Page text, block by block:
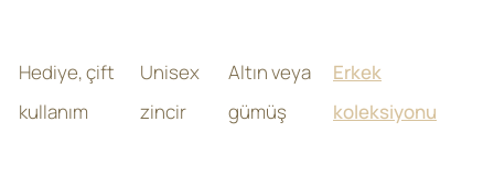
Hediye, çift
kullanım
Unisex
zincir
Altın veya
gümüş
Erkek
koleksiyonu